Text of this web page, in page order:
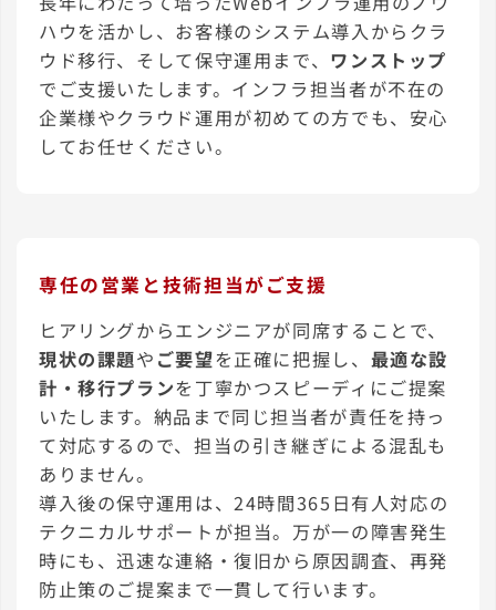
ハウを活かし、お客様のシステム導入からクラ
ウド移行、そして保守運用まで、 ワンストップ
でご支援いたします。インフラ担当者が不在の
企業様やクラウド運用が初めての方でも、安心
してお任せください。
専任の営業と技術担当がご支援
ヒアリングからエンジニアが同席することで、
現状の課題や ご要望を正確に把握し、 最適な設
計・移行プランを丁寧かつスピーディにご提案
いたします。納品まで同じ担当者が責任を持っ
て対応するので、担当の引き継ぎによる混乱も
ありません。
導入後の保守運用は、24時間365日有人対応の
テクニカルサポートが担当。万が一の障害発生
時にも、迅速な連絡・復旧から原因調査、再発
防止策のご提案まで一貫して行います。